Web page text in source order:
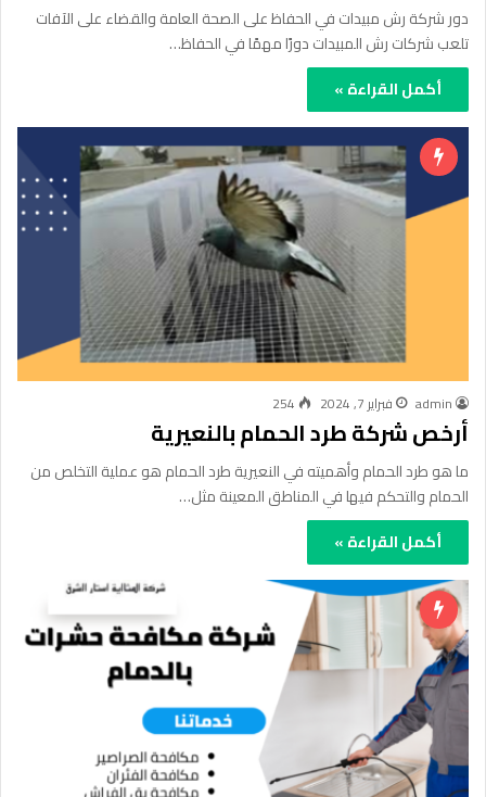
دور شركة رش مبيدات في الحفاظ على الصحة العامة والقضاء على الآفات
تلعب شركات رش المبيدات دورًا مهمًا في الحفاظ…
أكمل القراءة »
admin فبراير 7, 2024 254
أرخص شركة طرد الحمام بالنعيرية
ما هو طرد الحمام وأهميته في النعيرية طرد الحمام هو عملية التخلص من
الحمام والتحكم فيها في المناطق المعينة مثل…
أكمل القراءة »